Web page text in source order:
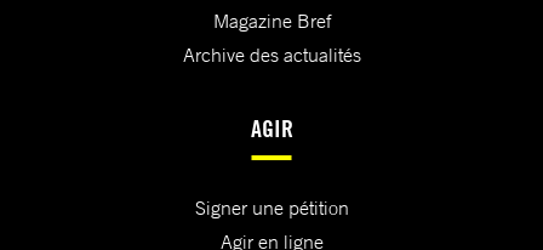
Magazine Bref
Archive des actualités
AGIR
Signer une pétition
Agir en ligne